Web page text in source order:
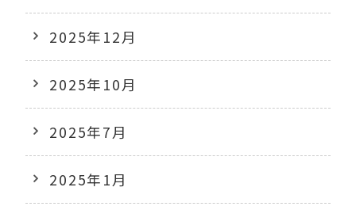
2025年12月
2025年10月
2025年7月
2025年1月